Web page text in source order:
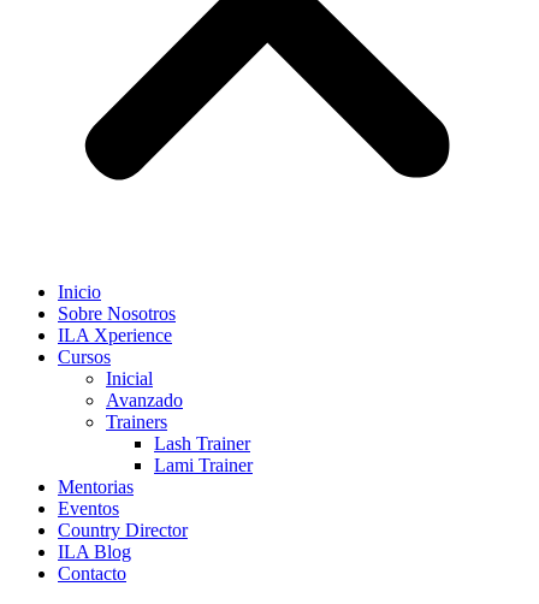
Inicio
Sobre Nosotros
ILA Xperience
Cursos
Inicial
Avanzado
Trainers
Lash Trainer
Lami Trainer
Mentorias
Eventos
Country Director
ILA Blog
Contacto